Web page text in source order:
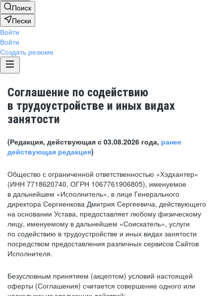
Поиск
Пески
Войти
Войти
Создать резюме
Соглашение по содействию
в трудоустройстве и иных видах
занятости
(Редакция, действующая с 03.08.2026 года, ранее
действующая редакция)
Общество с ограниченной ответственностью «Хэдхантер»
(ИНН 7718620740, ОГРН 1067761906805), именуемое
в дальнейшем «Исполнитель», в лице Генерального
директора Сергиенкова Дмитрия Сергеевича, действующего
на основании Устава, предоставляет любому физическому
лицу, именуемому в дальнейшем «Соискатель», услуги
по содействию в трудоустройстве и иных видах занятости
посредством предоставления различных сервисов Сайтов
Исполнителя.
Безусловным принятием (акцептом) условий настоящей
оферты (Соглашения) считается совершение одного или